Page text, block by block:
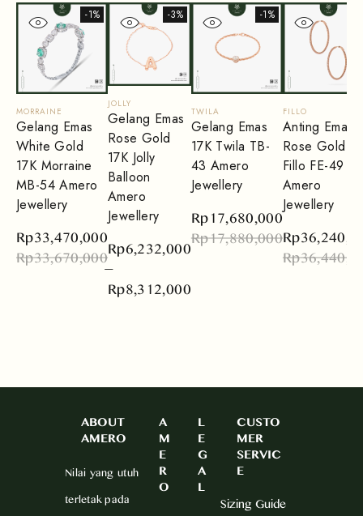
-1%
MORRAINE
Gelang Emas
White Gold
17K Morraine
MB-54 Amero
Jewellery
Rp33,670,000
Rp33,470,000
-3%
JOLLY
Gelang Emas
Rose Gold
17K Jolly
Balloon
Amero
Jewellery
Rp6,232,000
–
Rp8,312,000
-1%
TWILA
Gelang Emas
17K Twila TB-
43 Amero
Jewellery
Rp17,880,000
Rp17,680,000
FILLO
Anting Emas
Rose Gold
Fillo FE-49
Amero
Jewellery
Rp
Rp
ABOUT
AMERO
Nilai yang utuh
terletak pada
A
M
E
R
O
L
E
G
A
L
CUSTO
MER
SERVIC
E
Sizing Guide